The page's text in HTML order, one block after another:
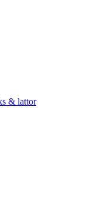
& lattor